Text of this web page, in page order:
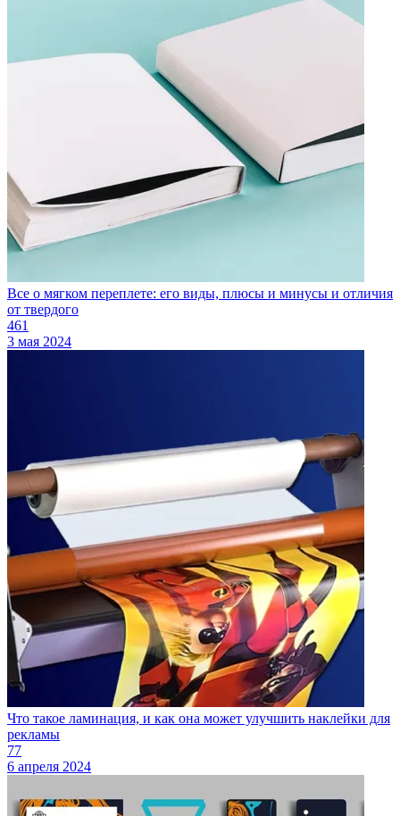
Все о мягком переплете: его виды, плюсы и минусы и отличия
от твердого
461
3 мая 2024
Что такое ламинация, и как она может улучшить наклейки для
рекламы
77
6 апреля 2024